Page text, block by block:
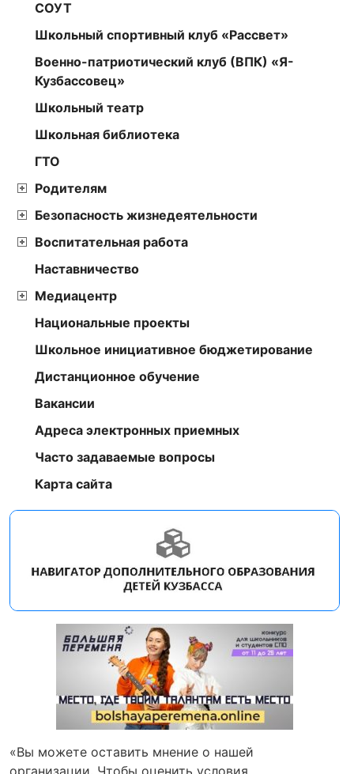
СОУТ
Школьный спортивный клуб «Рассвет»
Военно-патриотический клуб (ВПК) «Я-
Кузбассовец»
Школьный театр
Школьная библиотека
ГТО
Родителям
Безопасность жизнедеятельности
Воспитательная работа
Наставничество
Медиацентр
Национальные проекты
Школьное инициативное бюджетирование
Дистанционное обучение
Вакансии
Адреса электронных приемных
Часто задаваемые вопросы
Карта сайта
«Вы можете оставить мнение о нашей